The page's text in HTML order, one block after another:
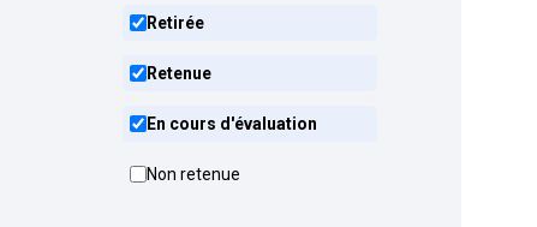
Retirée
Retenue
En cours d'évaluation
Non retenue